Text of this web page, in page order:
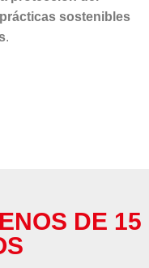
prácticas sostenibles
.
DE 15